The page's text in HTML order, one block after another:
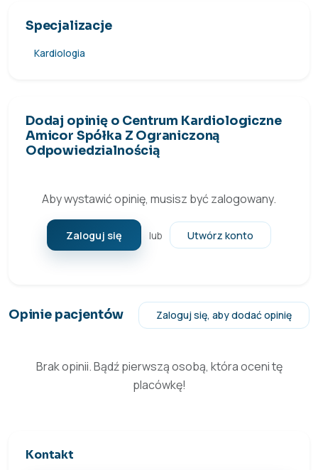
Specjalizacje
Kardiologia
Dodaj opinię o Centrum Kardiologiczne
Amicor Spółka Z Ograniczoną
Odpowiedzialnością
Aby wystawić opinię, musisz być zalogowany.
Zaloguj się lub Utwórz konto
Opinie pacjentów Zaloguj się, aby dodać opinię
Brak opinii. Bądź pierwszą osobą, która oceni tę
placówkę!
Kontakt